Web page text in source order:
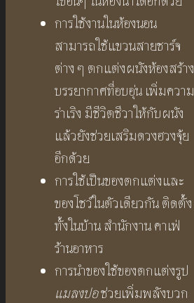
การใช้งานในห้องนอน
สามารถใช้แขวนสายชาร์จ
ต่าง ๆ ตกแต่งผนังห้องสร้าง
บรรยากาศที่อบอุ่น เพิ่มความ
ร่าเริง มีชีวิตชีวาให้กับผนัง
แล้วยังช่วยเสริมดวงฮวงจุ้ย
อีกด้วย
การใช้เป็นของตกแต่งและ
ของโชว์ในตัวเดียวกัน ติดตั้ง
ทั้งในบ้าน สำนักงาน คาเฟ่
ร้านอาหาร
การนำของใช้ของตกแต่งรูป
แมลงปอช่วยเพิ่มพลังบวก